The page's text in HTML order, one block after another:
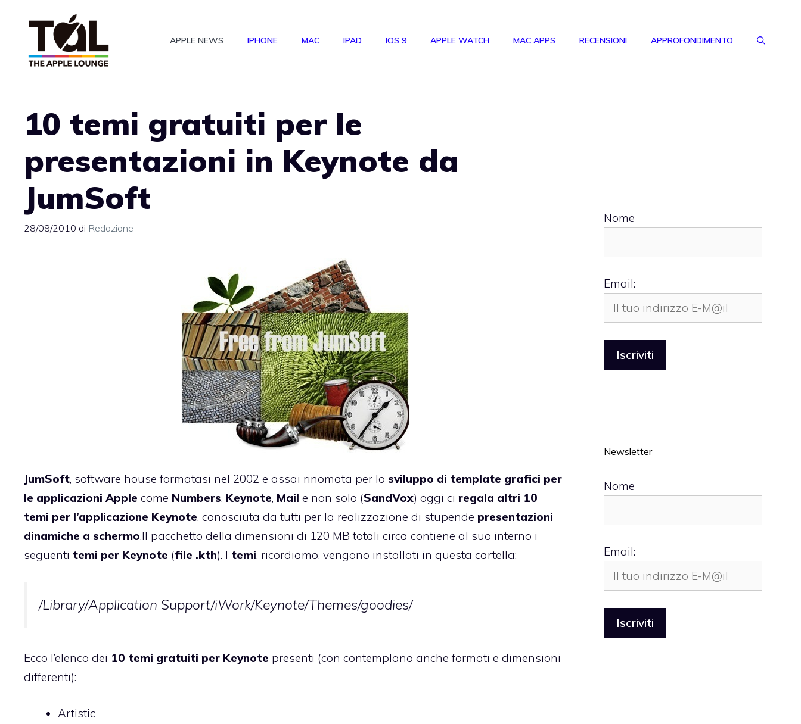
APPLE NEWS IPHONE MAC IPAD IOS 9 APPLE WATCH MAC APPS RECENSIONI APPROFONDIMENTO
10 temi gratuiti per le
presentazioni in Keynote da
JumSoft
28/08/2010 di Redazione
JumSoft, software house formatasi nel 2002 e assai rinomata per lo sviluppo di template grafici per
le applicazioni Apple come Numbers, Keynote, Mail e non solo (SandVox) oggi ci regala altri 10
temi per l’applicazione Keynote, conosciuta da tutti per la realizzazione di stupende presentazioni
dinamiche a schermo.Il pacchetto della dimensioni di 120 MB totali circa contiene al suo interno i
seguenti temi per Keynote (file .kth). I temi, ricordiamo, vengono installati in questa cartella:
/Library/Application Support/iWork/Keynote/Themes/goodies/
Ecco l’elenco dei 10 temi gratuiti per Keynote presenti (con contemplano anche formati e dimensioni
differenti):
Artistic
Nome
Email:
Newsletter
Nome
Email: